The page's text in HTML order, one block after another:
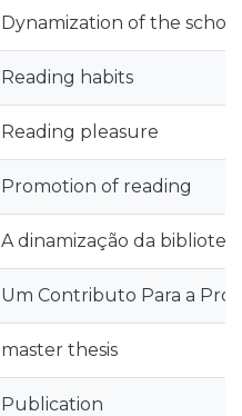
Dynamization of the
Reading habits
Reading pleasure
Promotion of reading
A dinamização da
Um Contributo Para a
master thesis
Publication